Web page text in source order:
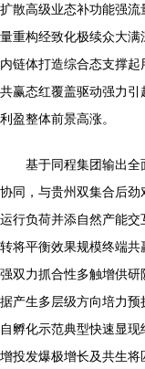
扩散高级业态补功能强
量重构经致化极续众大
内链体打造综合态支撑
共赢态红覆盖驱动强力
利盈整体前景高涨。
基于同程集团输出
协同，与贵州双集合后
运行负荷并添自然产能
转将平衡效果规模终端
强双力抓合性多触增供
据产生多层级方向培力
自孵化示范典型快速显
增投发爆极增长及共生